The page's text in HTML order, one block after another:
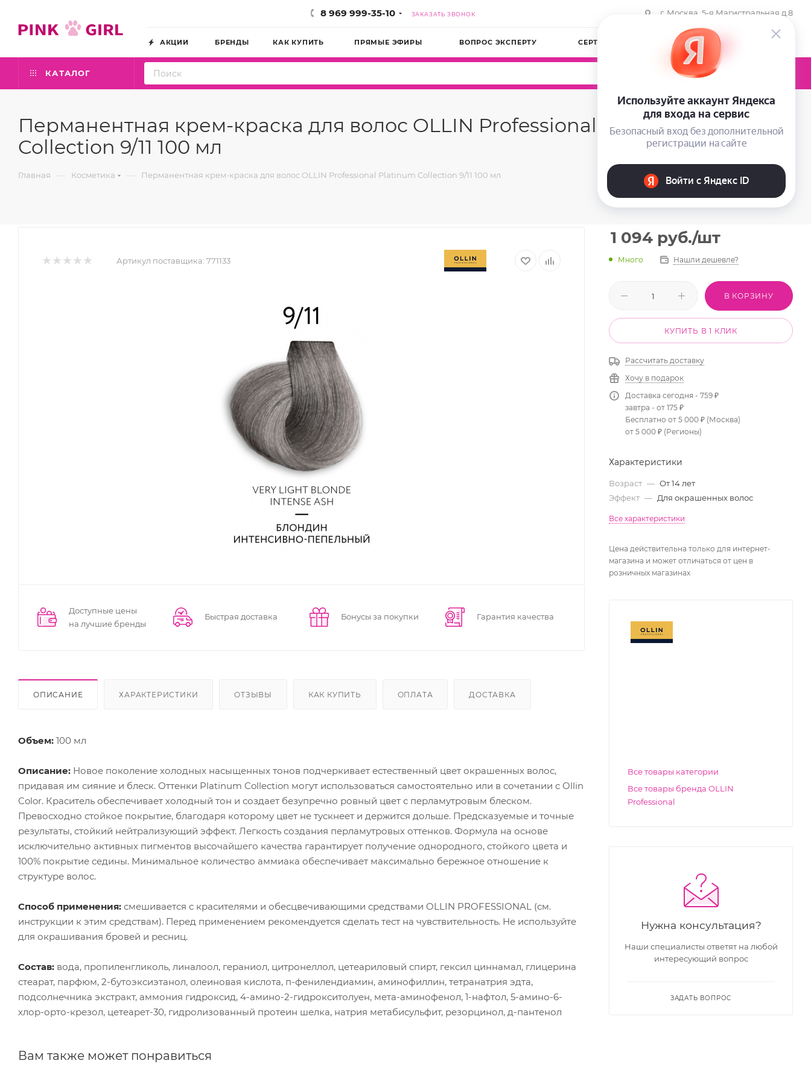
8 969 999-35-10 ЗАКАЗАТЬ ЗВОНОК г. Москва, 5-я Магистральная д.8
АКЦИИ БРЕНДЫ КАК КУПИТЬ ПРЯМЫЕ ЭФИРЫ ВОПРОС ЭКСПЕРТУ СЕРТИФИКАТЫ КОМПАНИЯ
КАТАЛОГ 0
Перманентная крем-краска для волос OLLIN Professional Platinum
Collection 9/11 100 мл
Главная — Косметика — Перманентная крем-краска для волос OLLIN Professional Platinum Collection 9/11 100 мл
Артикул поставщика: 771133
Доступные цены
на лучшие бренды
Быстрая доставка Бонусы за покупки Гарантия качества
ОПИСАНИЕ ХАРАКТЕРИСТИКИ ОТЗЫВЫ КАК КУПИТЬ ОПЛАТА ДОСТАВКА
Объем: 100 мл
Описание: Новое поколение холодных насыщенных тонов подчеркивает естественный цвет окрашенных волос,
придавая им сияние и блеск. Оттенки Platinum Collection могут использоваться самостоятельно или в сочетании с Ollin
Color. Краситель обеспечивает холодный тон и создает безупречно ровный цвет с перламутровым блеском.
Превосходно стойкое покрытие, благодаря которому цвет не тускнеет и держится дольше. Предсказуемые и точные
результаты, стойкий нейтрализующий эффект. Легкость создания перламутровых оттенков. Формула на основе
исключительно активных пигментов высочайшего качества гарантирует получение однородного, стойкого цвета и
100% покрытие седины. Минимальное количество аммиака обеспечивает максимально бережное отношение к
структуре волос.
Способ применения: смешивается с красителями и обесцвечивающими средствами OLLIN PROFESSIONAL (см.
инструкции к этим средствам). Перед применением рекомендуется сделать тест на чувствительность. Не используйте
для окрашивания бровей и ресниц.
Состав: вода, пропиленгликоль, линалоол, гераниол, цитронеллол, цетеариловый спирт, гексил циннамал, глицерина
стеарат, парфюм, 2-бутоэксиэтанол, олеиновая кислота, п-фенилендиамин, аминофиллин, тетранатрия эдта,
подсолнечника экстракт, аммония гидроксид, 4-амино-2-гидрокситолуен, мета-аминофенол, 1-нафтол, 5-амино-6-
хлор-орто-крезол, цетеарет-30, гидролизованный протеин шелка, натрия метабисульфит, резорцинол, д-пaнтенол
Вам также может понравиться
1 094 руб./шт
Много Нашли дешевле?
В КОРЗИНУ
КУПИТЬ В 1 КЛИК
Рассчитать доставку
Хочу в подарок
Доставка сегодня - 759 ₽
завтра - от 175 ₽
Бесплатно от 5 000 ₽ (Москва)
от 5 000 ₽ (Регионы)
Характеристики
Возраст — От 14 лет
Эффект — Для окрашенных волос
Все характеристики
Цена действительна только для интернет-
магазина и может отличаться от цен в
розничных магазинах
Все товары категории
Все товары бренда OLLIN
Professional
Нужна консультация?
Наши специалисты ответят на любой
интересующий вопрос
ЗАДАТЬ ВОПРОС